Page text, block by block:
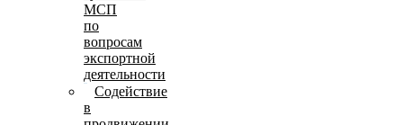
МСП
по
вопросам
экспортной
деятельности
Содействие
в